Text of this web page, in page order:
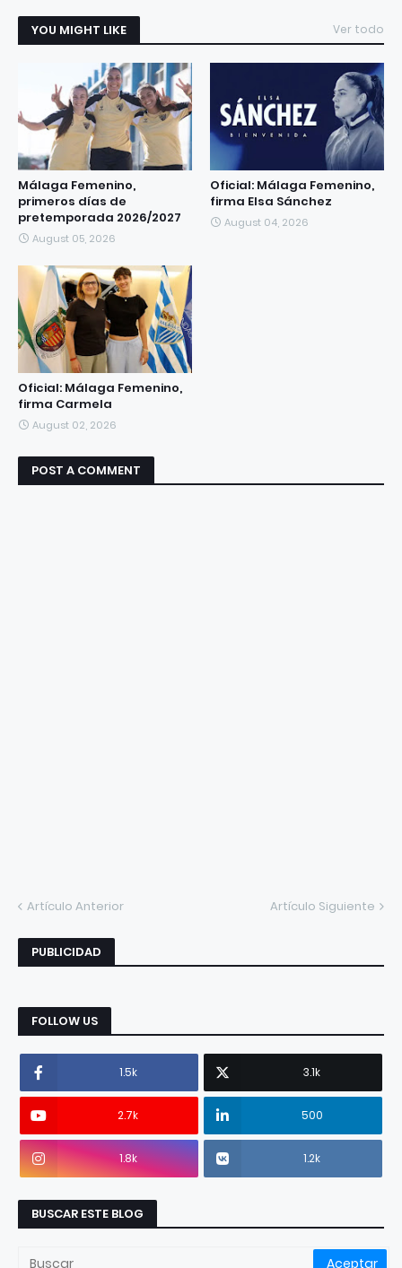
YOU MIGHT LIKE Ver todo
Málaga Femenino,
primeros días de
pretemporada 2026/2027
August 05, 2026
Oficial: Málaga Femenino,
firma Elsa Sánchez
August 04, 2026
Oficial: Málaga Femenino,
firma Carmela
August 02, 2026
POST A COMMENT
Artículo Anterior Artículo Siguiente
PUBLICIDAD
FOLLOW US
1.5k 3.1k
2.7k 500
1.8k 1.2k
BUSCAR ESTE BLOG